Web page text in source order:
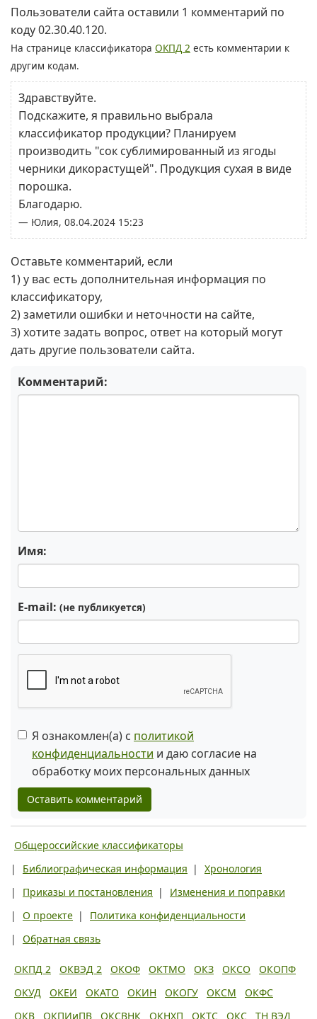
Пользователи сайта оставили 1 комментарий по
коду 02.30.40.120.
На странице классификатора ОКПД 2 есть комментарии к
другим кодам.
Здравствуйте.
Подскажите, я правильно выбрала
классификатор продукции? Планируем
производить "сок сублимированный из ягоды
черники дикорастущей". Продукция сухая в виде
порошка.
Благодарю.
— Юлия, 08.04.2024 15:23
Оставьте комментарий, если
1) у вас есть дополнительная информация по
классификатору,
2) заметили ошибки и неточности на сайте,
3) хотите задать вопрос, ответ на который могут
дать другие пользователи сайта.
Комментарий:
Имя:
E-mail: (не публикуется)
Я ознакомлен(а) с политикой
конфиденциальности и даю согласие на
обработку моих персональных данных
Оставить комментарий
Общероссийские классификаторы
|
Библиографическая информация |
Хронология
|
Приказы и постановления |
Изменения и поправки
|
О проекте |
Политика конфиденциальности
|
Обратная связь
ОКПД 2 ОКВЭД 2 ОКОФ ОКТМО ОКЗ ОКСО
ОКОПФ
ОКУД
ОКЕИ ОКАТО ОКИН ОКОГУ ОКСМ
ОКФС
ОКВ
ОКПИиПВ ОКСВНК ОКНХП ОКТС ОКС ТН ВЭД